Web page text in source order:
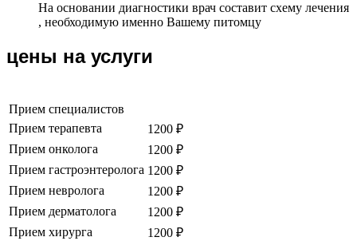
На основании диагностики врач составит схему лечения
, необходимую именно Вашему питомцу
цены на услуги
Прием специалистов
Прием терапевта
1200 ₽
Прием онколога
1200 ₽
Прием гастроэнтеролога 1200 ₽
Прием невролога
1200 ₽
Прием дерматолога
1200 ₽
Прием хирурга
1200 ₽